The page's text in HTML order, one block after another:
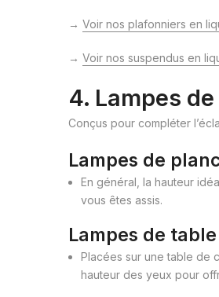
→ Voir nos plafonniers en
→ Voir nos suspendus en
4. Lampes
Conçus pour compléter
Lampes de
En général, la hauteur
vous êtes assis.
Lampes de table
Placées sur une table de
hauteur des yeux pour